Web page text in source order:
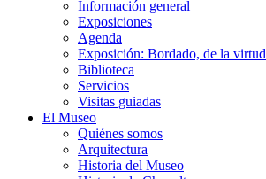
Información general
Exposiciones
Agenda
Exposición: Bordado, de la virtud
Biblioteca
Servicios
Visitas guiadas
El Museo
Quiénes somos
Arquitectura
Historia del Museo